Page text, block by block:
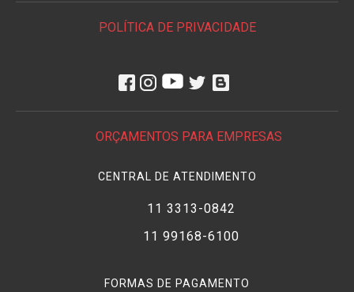
POLÍTICA DE PRIVACIDADE
ORÇAMENTOS PARA EMPRESAS
CENTRAL DE ATENDIMENTO
11 3313-0842
11 99168-6100
FORMAS DE PAGAMENTO